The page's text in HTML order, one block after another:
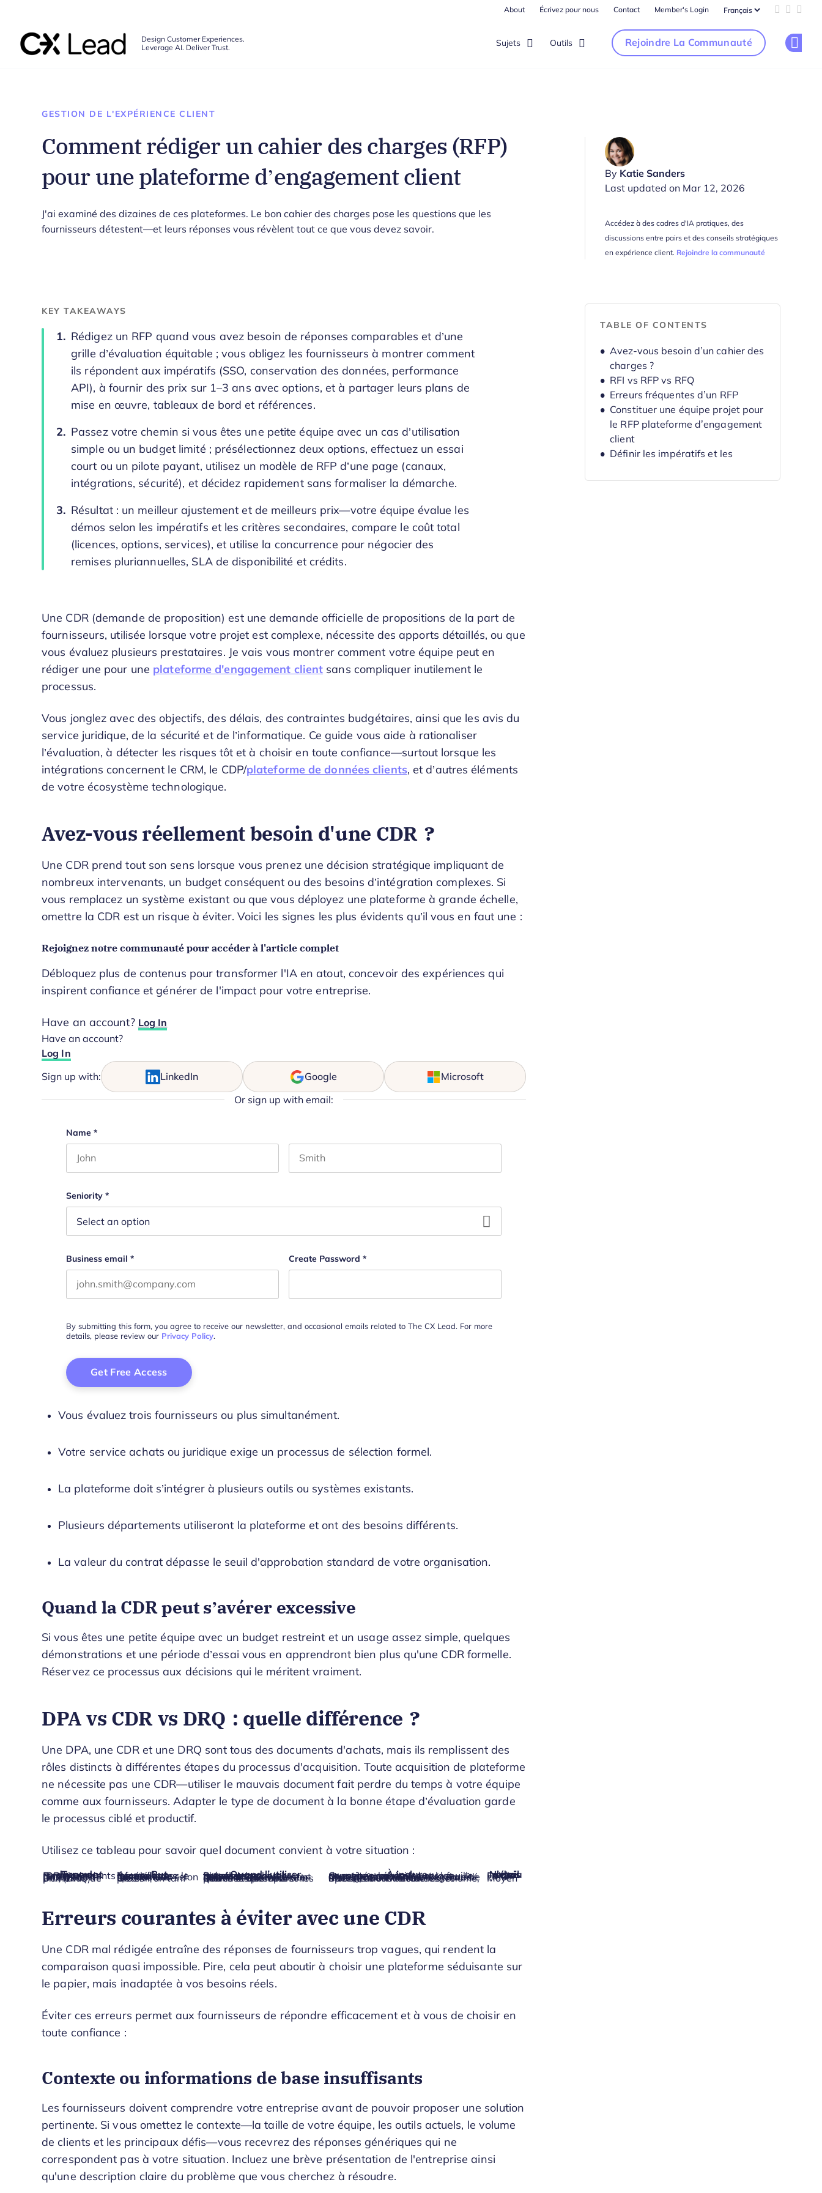
About Écrivez pour nous Contact Member's Login Add us
Follow
Design Customer Experiences.
Leverage AI. Deliver Trust.
Sujets Outils Rejoindre La Communauté
GESTION DE L'EXPÉRIENCE CLIENT
Comment rédiger un cahier des charges (RFP)
pour une plateforme d’engagement client
By Katie Sanders
Last updated on Mar 12, 2026
Accédez à des cadres d'IA pratiques, des
discussions entre pairs et des conseils stratégiques
en expérience client. Rejoindre la communauté
J'ai examiné des dizaines de ces plateformes. Le bon cahier des charges pose les questions que les
fournisseurs détestent—et leurs réponses vous révèlent tout ce que vous devez savoir.
KEY TAKEAWAYS
Rédigez un RFP quand vous avez besoin de réponses comparables et d’une
grille d’évaluation équitable ; vous obligez les fournisseurs à montrer comment
ils répondent aux impératifs (SSO, conservation des données, performance
API), à fournir des prix sur 1–3 ans avec options, et à partager leurs plans de
mise en œuvre, tableaux de bord et références.
Passez votre chemin si vous êtes une petite équipe avec un cas d’utilisation
simple ou un budget limité ; présélectionnez deux options, effectuez un essai
court ou un pilote payant, utilisez un modèle de RFP d’une page (canaux,
intégrations, sécurité), et décidez rapidement sans formaliser la démarche.
Résultat : un meilleur ajustement et de meilleurs prix—votre équipe évalue les
démos selon les impératifs et les critères secondaires, compare le coût total
(licences, options, services), et utilise la concurrence pour négocier des
remises pluriannuelles, SLA de disponibilité et crédits.
Une CDR (demande de proposition) est une demande officielle de propositions de la part de
fournisseurs, utilisée lorsque votre projet est complexe, nécessite des apports détaillés, ou que
vous évaluez plusieurs prestataires. Je vais vous montrer comment votre équipe peut en
rédiger une pour une plateforme d'engagement client sans compliquer inutilement le
processus.
Vous jonglez avec des objectifs, des délais, des contraintes budgétaires, ainsi que les avis du
service juridique, de la sécurité et de l’informatique. Ce guide vous aide à rationaliser
l’évaluation, à détecter les risques tôt et à choisir en toute confiance—surtout lorsque les
intégrations concernent le CRM, le CDP/plateforme de données clients, et d’autres éléments
de votre écosystème technologique.
Avez-vous réellement besoin d'une CDR ?
Une CDR prend tout son sens lorsque vous prenez une décision stratégique impliquant de
nombreux intervenants, un budget conséquent ou des besoins d’intégration complexes. Si
vous remplacez un système existant ou que vous déployez une plateforme à grande échelle,
omettre la CDR est un risque à éviter. Voici les signes les plus évidents qu’il vous en faut une :
Rejoignez notre communauté pour accéder à l'article complet
Débloquez plus de contenus pour transformer l'IA en atout, concevoir des expériences qui
inspirent confiance et générer de l'impact pour votre entreprise.
Have an account? Log In
Have an account?
Log In
Sign up with: LinkedIn Google Microsoft
Or sign up with email:
Email
Name *
Seniority *
Business email * Create Password *
By submitting this form, you agree to receive our newsletter, and occasional emails related to The CX Lead. For more
details, please review our Privacy Policy.
Vous évaluez trois fournisseurs ou plus simultanément.
Votre service achats ou juridique exige un processus de sélection formel.
La plateforme doit s’intégrer à plusieurs outils ou systèmes existants.
Plusieurs départements utiliseront la plateforme et ont des besoins différents.
La valeur du contrat dépasse le seuil d'approbation standard de votre organisation.
Quand la CDR peut s’avérer excessive
Si vous êtes une petite équipe avec un budget restreint et un usage assez simple, quelques
démonstrations et une période d’essai vous en apprendront bien plus qu'une CDR formelle.
Réservez ce processus aux décisions qui le méritent vraiment.
DPA vs CDR vs DRQ : quelle différence ?
Une DPA, une CDR et une DRQ sont tous des documents d'achats, mais ils remplissent des
rôles distincts à différentes étapes du processus d'acquisition. Toute acquisition de plateforme
ne nécessite pas une CDR—utiliser le mauvais document fait perdre du temps à votre équipe
comme aux fournisseurs. Adapter le type de document à la bonne étape d’évaluation garde
le processus ciblé et productif.
Utilisez ce tableau pour savoir quel document convient à votre situation :
Type de document But Quand l’utiliser À inclure Niveau de détail requis
Demande de renseignements (DPA) Recueillir des informations générales sur le marché Phase de recherche précoce, avant le présélection des fournisseurs Questions générales sur les capacités, la société et la feuille de route produit Faible
Demande de proposition (CDR) Évaluer les fournisseurs selon des besoins spécifiques Quand vos besoins sont définis et que vous êtes prêt à comparer des solutions Besoins fonctionnels, exigences d’intégration, tarification, modèle de support et normes de sécurité Élevé
Demande de prix (DRQ) Obtenir un tarif précis Quand les besoins sont définis et que vous cherchez à comparer les prix Spécifications détaillées, volume, modalités contractuelles, et attentes de livraison Moyen
Erreurs courantes à éviter avec une CDR
Une CDR mal rédigée entraîne des réponses de fournisseurs trop vagues, qui rendent la
comparaison quasi impossible. Pire, cela peut aboutir à choisir une plateforme séduisante sur
le papier, mais inadaptée à vos besoins réels.
Éviter ces erreurs permet aux fournisseurs de répondre efficacement et à vous de choisir en
toute confiance :
Contexte ou informations de base insuffisants
Les fournisseurs doivent comprendre votre entreprise avant de pouvoir proposer une solution
pertinente. Si vous omettez le contexte—la taille de votre équipe, les outils actuels, le volume
de clients et les principaux défis—vous recevrez des réponses génériques qui ne
correspondent pas à votre situation. Incluez une brève présentation de l'entreprise ainsi
qu'une description claire du problème que vous cherchez à résoudre.
TABLE OF CONTENTS
Avez-vous besoin d’un cahier des
charges ?
RFI vs RFP vs RFQ
Erreurs fréquentes d’un RFP
Constituer une équipe projet pour
le RFP plateforme d’engagement
client
Définir les impératifs et les
Rédiger le cahier des charges